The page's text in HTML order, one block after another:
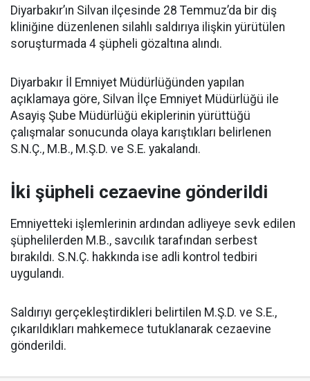
Diyarbakır’ın Silvan ilçesinde 28 Temmuz’da bir diş
kliniğine düzenlenen silahlı saldırıya ilişkin yürütülen
soruşturmada 4 şüpheli gözaltına alındı.
Diyarbakır İl Emniyet Müdürlüğünden yapılan
açıklamaya göre, Silvan İlçe Emniyet Müdürlüğü ile
Asayiş Şube Müdürlüğü ekiplerinin yürüttüğü
çalışmalar sonucunda olaya karıştıkları belirlenen
S.N.Ç., M.B., M.Ş.D. ve S.E. yakalandı.
İki şüpheli cezaevine gönderildi
Emniyetteki işlemlerinin ardından adliyeye sevk edilen
şüphelilerden M.B., savcılık tarafından serbest
bırakıldı. S.N.Ç. hakkında ise adli kontrol tedbiri
uygulandı.
Saldırıyı gerçekleştirdikleri belirtilen M.Ş.D. ve S.E.,
çıkarıldıkları mahkemece tutuklanarak cezaevine
gönderildi.